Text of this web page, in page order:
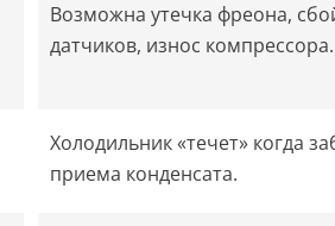
Возможна утечка фреона,
датчиков, износ компрессора.
Холодильник «течет» когда
приема конденсата.